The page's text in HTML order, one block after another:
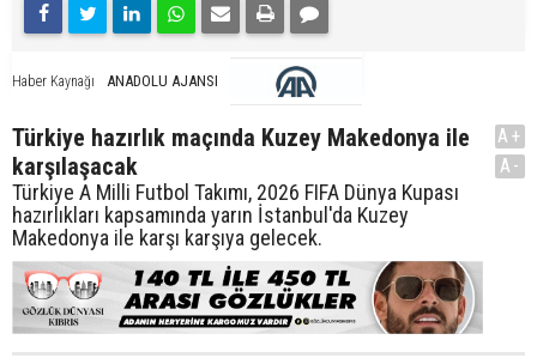
Haber Kaynağı ANADOLU AJANSI
Türkiye hazırlık maçında Kuzey Makedonya ile
karşılaşacak
Türkiye A Milli Futbol Takımı, 2026 FIFA Dünya Kupası
hazırlıkları kapsamında yarın İstanbul'da Kuzey
Makedonya ile karşı karşıya gelecek.
A+
A-